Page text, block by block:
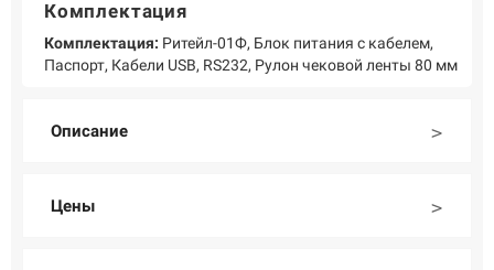
Комплектация
Комплектация: Ритейл-01Ф, Блок питания с кабелем,
Паспорт, Кабели USB, RS232, Рулон чековой ленты 80 мм
Описание
Цены